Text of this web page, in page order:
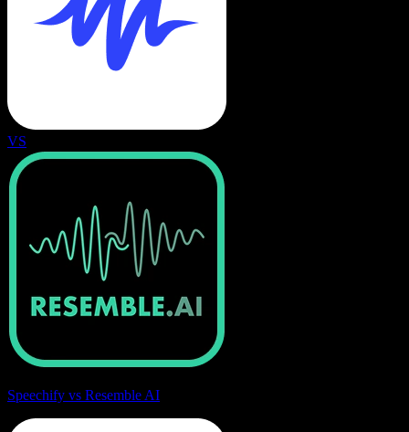
VS
Speechify vs Resemble AI